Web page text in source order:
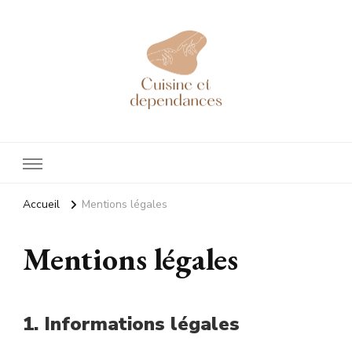
Accueil Mentions légales
Mentions légales
1. Informations légales